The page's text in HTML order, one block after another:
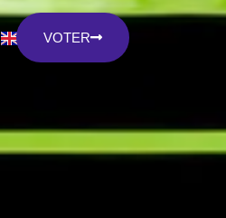
VOTER